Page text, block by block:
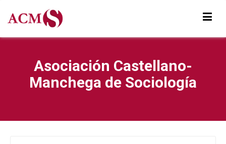
Asociación Castellano-
Manchega de Sociología